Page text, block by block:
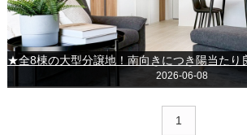
2026-06-08
1